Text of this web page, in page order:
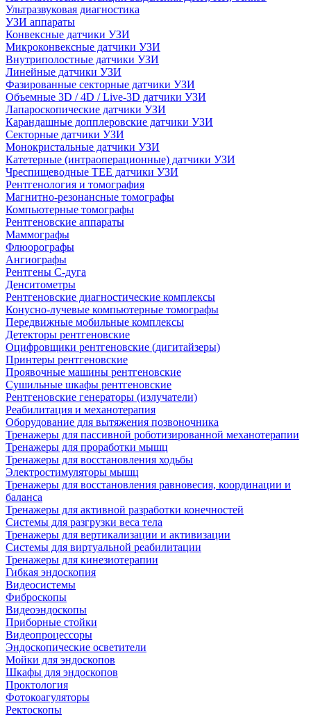
Ультразвуковая диагностика
УЗИ аппараты
Конвексные датчики УЗИ
Микроконвексные датчики УЗИ
Внутриполостные датчики УЗИ
Линейные датчики УЗИ
Фазированные секторные датчики УЗИ
Объемные 3D / 4D / Live-3D датчики УЗИ
Лапароскопические датчики УЗИ
Карандашные допплеровские датчики УЗИ
Секторные датчики УЗИ
Монокристальные датчики УЗИ
Катетерные (интраоперационные) датчики УЗИ
Чреспищеводные TEE датчики УЗИ
Рентгенология и томография
Магнитно-резонансные томографы
Компьютерные томографы
Рентгеновские аппараты
Маммографы
Флюорографы
Ангиографы
Рентгены С-дуга
Денситометры
Рентгеновские диагностические комплексы
Конусно-лучевые компьютерные томографы
Передвижные мобильные комплексы
Детекторы рентгеновские
Оцифровщики рентгеновские (дигитайзеры)
Принтеры рентгеновские
Проявочные машины рентгеновские
Сушильные шкафы рентгеновские
Рентгеновские генераторы (излучатели)
Реабилитация и механотерапия
Оборудование для вытяжения позвоночника
Тренажеры для пассивной роботизированной механотерапии
Тренажеры для проработки мышц
Тренажеры для восстановления ходьбы
Электростимуляторы мышц
Тренажеры для восстановления равновесия, координации и
баланса
Тренажеры для активной разработки конечностей
Системы для разгрузки веса тела
Тренажеры для вертикализации и активизации
Системы для виртуальной реабилитации
Тренажеры для кинезиотерапии
Гибкая эндоскопия
Видеосистемы
Фиброскопы
Видеоэндоскопы
Приборные стойки
Видеопроцессоры
Эндоскопические осветители
Мойки для эндоскопов
Шкафы для эндоскопов
Проктология
Фотокоагуляторы
Ректоскопы